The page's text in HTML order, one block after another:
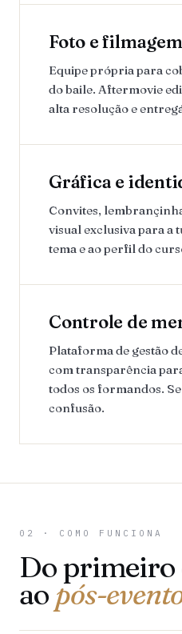
Foto e filmagem
Equipe própria para
do baile. Aftermovie
alta resolução e
Gráfica e
Convites,
visual exclusiva para a
tema e ao perfil do
Controle de
Plataforma de gestão
com transparência
todos os formandos.
confusão.
02 · COMO FUNCIONA
Do primeiro
ao pós-